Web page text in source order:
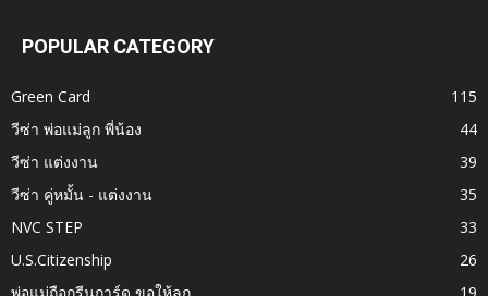
POPULAR CATEGORY
Green Card
115
วีซ่า พ่อแม่ลูก พี่น้อง
44
วีซ่า แต่งงาน
39
วีซ่า คู่หมั้น - แต่งงาน
35
NVC STEP
33
U.S.Citizenship
26
พ่อแม่ถือกรีนการ์ด ขอให้ลูก
19